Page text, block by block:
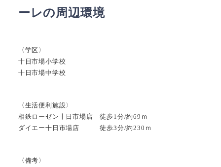
ーレの周辺環境
〈学区〉
十日市場小学校
十日市場中学校
〈生活便利施設〉
相鉄ローゼン十日市場店 徒歩1分/約69ｍ
ダイエー十日市場店 徒歩3分/約230ｍ
〈備考〉